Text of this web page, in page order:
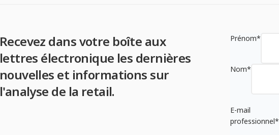
Recevez dans votre boîte aux
lettres électronique les dernières
nouvelles et informations sur
l'analyse de la retail.
Prénom*
Nom*
E-mail
professionnel*